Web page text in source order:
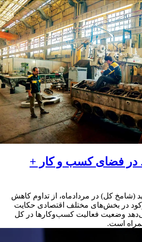
در فضای کسب و کار +
(شامخ کل) در مردادماه، از تداوم کاهش
در بخش‌های مختلف اقتصادی حکایت
وضعیت فعالیت‌ کسب‌وکارها در کل
‌است.